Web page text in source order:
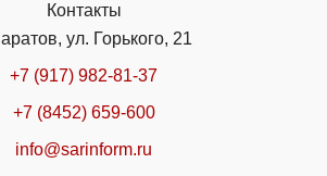
Контакты
ул. Горького, 21
+7 (917) 982-81-37
+7 (8452) 659-600
info@sarinform.ru